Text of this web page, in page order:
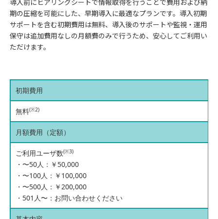
導入前にヒアリングシートで情報取得を行うことで費用および納
期の圧縮を可能にした、早期導入に最適なプランです。導入初期
サポートを含む初期費用は無料、導入後のサポートや監視・運用
保守は追加費用なしの月額費のみで行うため、安心してご利用い
ただけます。
初期費用
無料(※2)
月額費用（定額）
ご利用ユーザ数(※3)
・〜50人：￥50,000
・〜100人：￥100,000
・〜500人：￥200,000
・501人〜：お問い合わせください